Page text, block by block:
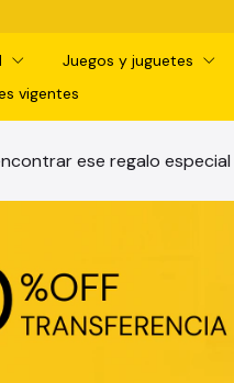
Juegos y juguetes
vigentes
ese regalo especial